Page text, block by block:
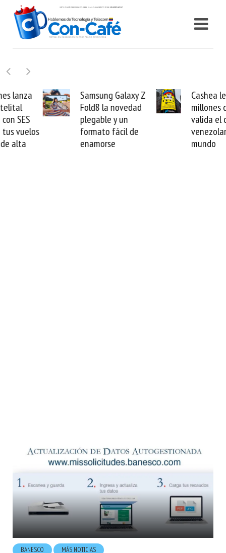
Samsung Galaxy Z
Fold8 la novedad
plegable y un
formato fácil de
Cashea levanta 100
millones de dólares y
valida el crédito del
venezolano ante el
BANESCO MÁS NOTICIAS